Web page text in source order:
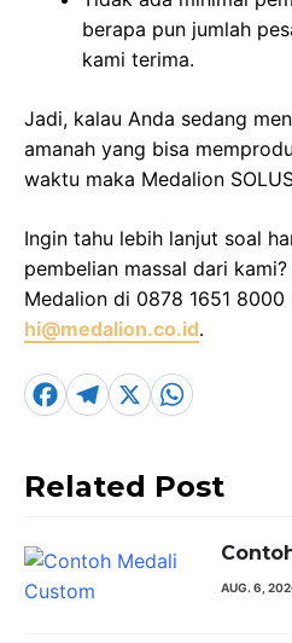
berapa pun jumlah
kami terima.
Jadi, kalau Anda sedang
amanah yang bisa
waktu maka Medalion
Ingin tahu lebih lanjut soal
pembelian massal dari
Medalion di 0878 1651 8000
hi@medalion.co.id.
F
c
e
b
o
T
e
g
r
a
X W
a
t
s
Related Post
AUG. 6,